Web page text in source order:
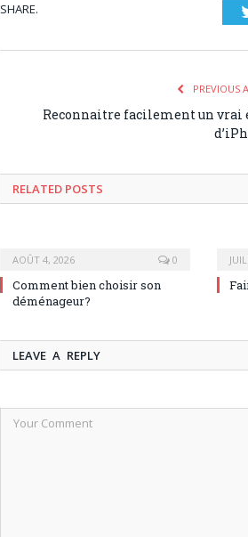
SHARE.
PREVIOUS
Reconnaitre facilement un vrai
RELATED POSTS
AOÛT 4, 2026 0
Comment bien choisir son
déménageur?
LEAVE A REPLY